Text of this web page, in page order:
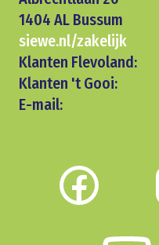
1404 AL Bussum
siewe.nl/zakelijk
Klanten Flevoland:
Klanten 't Gooi:
E-mail: